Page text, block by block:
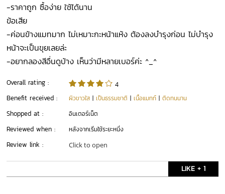
-ราคาถูก ซื้อง่าย ใช้ได้นาน
ข้อเสีย
-ค่อนข้างแมทมาก ไม่เหมาะกะหน้าแห้ง ต้องลงบำรุงก่อน ไม่บำรุง
หน้าจะเป็นขุยเลยล่ะ
-อยากลองสีอื่นดูบ้าง เห็นว่ามีหลายเบอร์ค่ะ ^_^
Overall rating :
4
Benefit received :
ผิวขาวใส |เป็นธรรมชาติ |เนื้อแมทท์ |ติดทนนาน
Shopped at : อินเตอร์เน็ต
Reviewed when : หลังจากเริ่มใช้ระยะหนึ่ง
Review link : Click to open
LIKE + 1